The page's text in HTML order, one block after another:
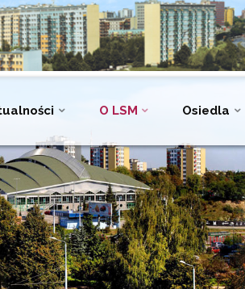
O LSM Osiedla